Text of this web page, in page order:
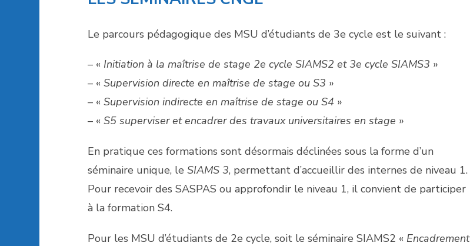
Le parcours pédagogique des MSU d’étudiants de 3e cycle est le suivant :
– « Initiation à la maîtrise de stage 2e cycle SIAMS2 et 3e cycle SIAMS3 »
– « Supervision directe en maîtrise de stage ou S3 »
– « Supervision indirecte en maîtrise de stage ou S4 »
– « S5 superviser et encadrer des travaux universitaires en stage »
En pratique ces formations sont désormais déclinées sous la forme d’un
séminaire unique, le SIAMS 3, permettant d’accueillir des internes de niveau 1.
Pour recevoir des SASPAS ou approfondir le niveau 1, il convient de participer
à la formation S4.
Pour les MSU d’étudiants de 2e cycle, soit le séminaire SIAMS2 « Encadrement